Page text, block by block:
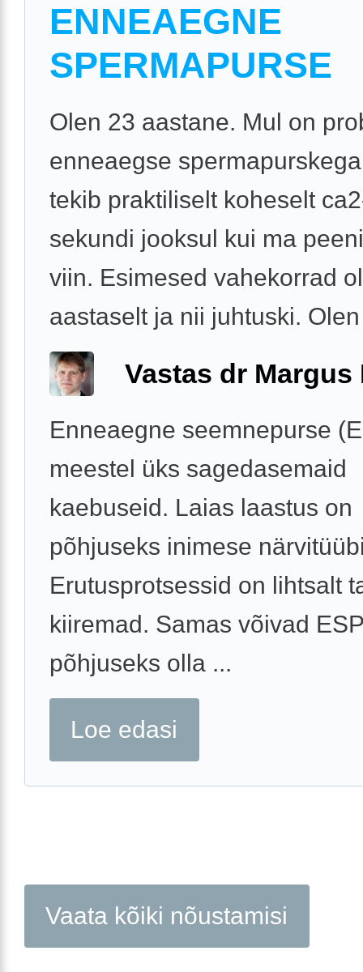
ENNEAEGNE
SPERMAPURSE
Olen 23 aastane. Mul on
enneaegse
tekib praktiliselt koheselt
sekundi jooksul kui ma
viin. Esimesed vahekorrad
aastaselt ja nii juhtuski.
Vastas dr Margus
Enneaegne seemnepurse
meestel üks sagedasemaid
kaebuseid. Laias laastus on
põhjuseks inimese
Erutusprotsessid on lihtsalt
kiiremad. Samas võivad ESP
põhjuseks olla ...
Loe edasi
Vaata kõiki nõustamisi